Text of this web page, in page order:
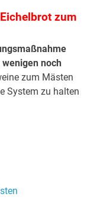
zum
noch
zum Mästen
System zu halten